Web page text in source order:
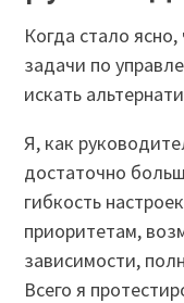
Когда стало
задачи по
искать
Я, как
достаточно
гибкость
приоритетам,
зависимости,
Всего я